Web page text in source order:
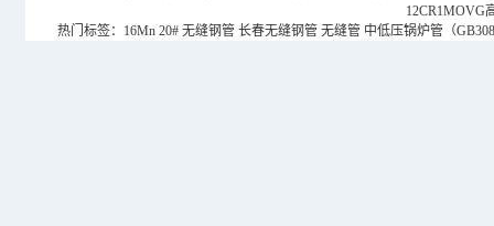
12CR1MOVG
热门标签：
16Mn 20# 无缝钢管 长春无缝钢管 无缝管 中低压锅炉管（